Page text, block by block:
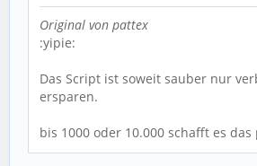
Original von pattex
:yipie:
Das Script ist soweit sauber nur
ersparen.
bis 1000 oder 10.000 schafft es